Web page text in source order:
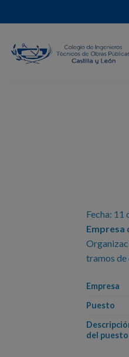
to
Fecha: 11
Empresa
tramos de
Empresa
Puesto
del puesto